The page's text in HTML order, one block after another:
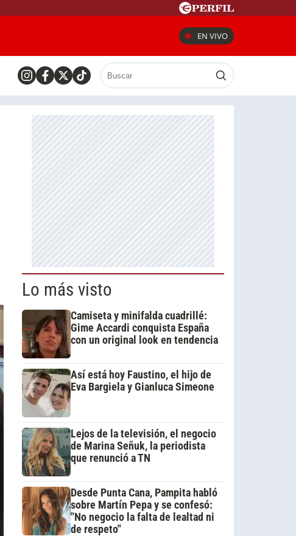
EN VIVO
Lo más visto
Camiseta y minifalda cuadrillé:
Gime Accardi conquista España
con un original look en tendencia
Así está hoy Faustino, el hijo de
Eva Bargiela y Gianluca Simeone
Lejos de la televisión, el negocio
de Marina Señuk, la periodista
que renunció a TN
Desde Punta Cana, Pampita habló
sobre Martín Pepa y se confesó:
"No negocio la falta de lealtad ni
de respeto"